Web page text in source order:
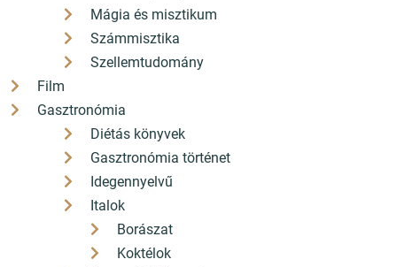
Mágia és misztikum
Számmisztika
Szellemtudomány
Film
Gasztronómia
Diétás könyvek
Gasztronómia történet
Idegennyelvű
Italok
Borászat
Koktélok